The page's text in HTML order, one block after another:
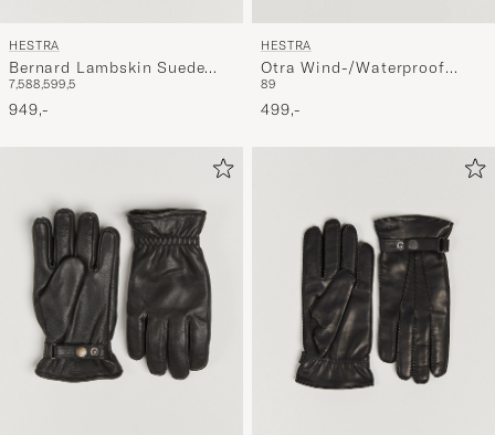
HESTRA
Bernard Lambskin Suede
Glove Cognac
7,588,599,5
949,-
HESTRA
Otra Wind-/Waterproof
Primaloft Glove Chocolate
89
499,-